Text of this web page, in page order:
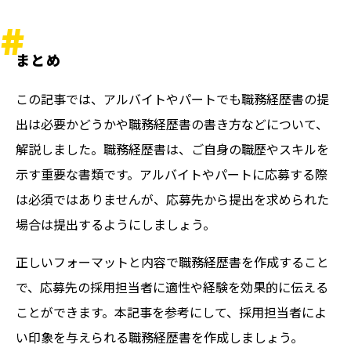
まとめ
この記事では、アルバイトやパートでも職務経歴書の提
出は必要かどうかや職務経歴書の書き方などについて、
解説しました。職務経歴書は、ご自身の職歴やスキルを
示す重要な書類です。アルバイトやパートに応募する際
は必須ではありませんが、応募先から提出を求められた
場合は提出するようにしましょう。
正しいフォーマットと内容で職務経歴書を作成すること
で、応募先の採用担当者に適性や経験を効果的に伝える
ことができます。本記事を参考にして、採用担当者によ
い印象を与えられる職務経歴書を作成しましょう。